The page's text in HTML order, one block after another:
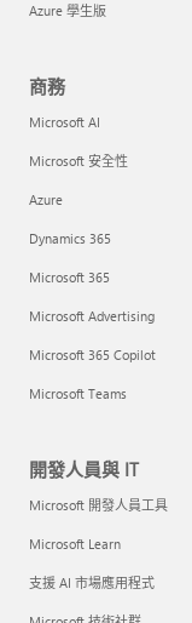
Azure 學生版
商務
Microsoft AI
Microsoft 安全性
Azure
Dynamics 365
Microsoft 365
Microsoft Advertising
Microsoft 365 Copilot
Microsoft Teams
開發人員與 IT
Microsoft 開發人員工具
Microsoft Learn
支援 AI 市場應用程式